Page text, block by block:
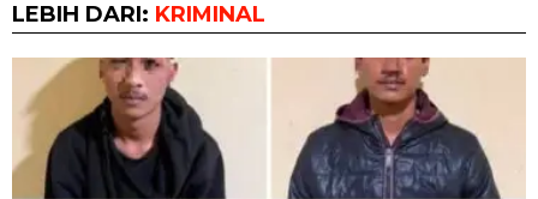
LEBIH DARI: KRIMINAL